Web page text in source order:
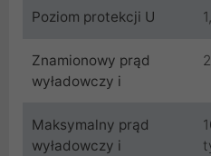
Poziom protekcji U
Znamionowy prąd
wyładowczy i
Maksymalny prąd
wyładowczy i